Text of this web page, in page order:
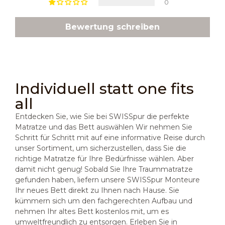
0
Bewertung schreiben
Individuell statt one fits
all
Entdecken Sie, wie Sie bei SWISSpur die perfekte
Matratze und das Bett auswählen Wir nehmen Sie
Schritt für Schritt mit auf eine informative Reise durch
unser Sortiment, um sicherzustellen, dass Sie die
richtige Matratze für Ihre Bedürfnisse wählen. Aber
damit nicht genug! Sobald Sie Ihre Traummatratze
gefunden haben, liefern unsere SWISSpur Monteure
Ihr neues Bett direkt zu Ihnen nach Hause. Sie
kümmern sich um den fachgerechten Aufbau und
nehmen Ihr altes Bett kostenlos mit, um es
umweltfreundlich zu entsorgen. Erleben Sie in